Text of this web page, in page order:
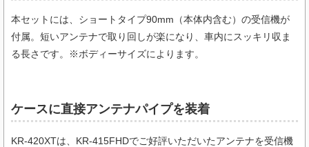
本セットには、ショートタイプ90mm（本体内含む）の受信機が
付属。短いアンテナで取り回しが楽になり、車内にスッキリ収ま
る長さです。※ボディーサイズによります。
ケースに直接アンテナパイプを装着
KR-420XTは、KR-415FHDでご好評いただいたアンテナを受信機